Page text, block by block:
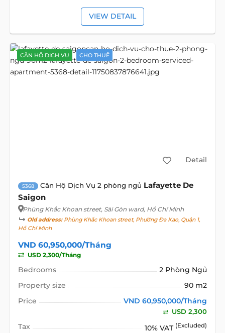
VIEW DETAIL
CĂN HỘ DỊCH VỤ CHO THUÊ
Detail
5368 Căn Hộ Dịch Vụ 2 phòng ngủ Lafayette De
Saigon
Phùng Khắc Khoan street, Sài Gòn ward, Hồ Chí Minh
Old address:Phùng Khắc Khoan street, Phường Đa Kao, Quận 1,
Hồ Chí Minh
VND 60,950,000/Tháng
USD 2,300/Tháng
Bedrooms
2 Phòng Ngủ
Property size
90 m2
Price
VND 60,950,000/Tháng
USD 2,300
Tax 10% VAT (Excluded)